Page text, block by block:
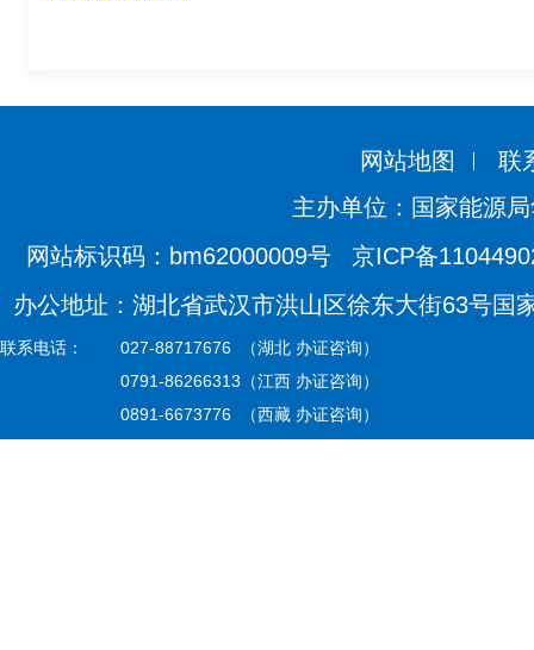
网站地图
联
主办单位：国家能源
网站标识码：bm62000009号
京ICP备
办公地址：湖北省武汉市洪山区徐东大街63号国
联系电话：
027-88717676 （湖北 办证咨询）
0791-86266313（江西 办证咨询）
0891-6673776 （西藏 办证咨询）